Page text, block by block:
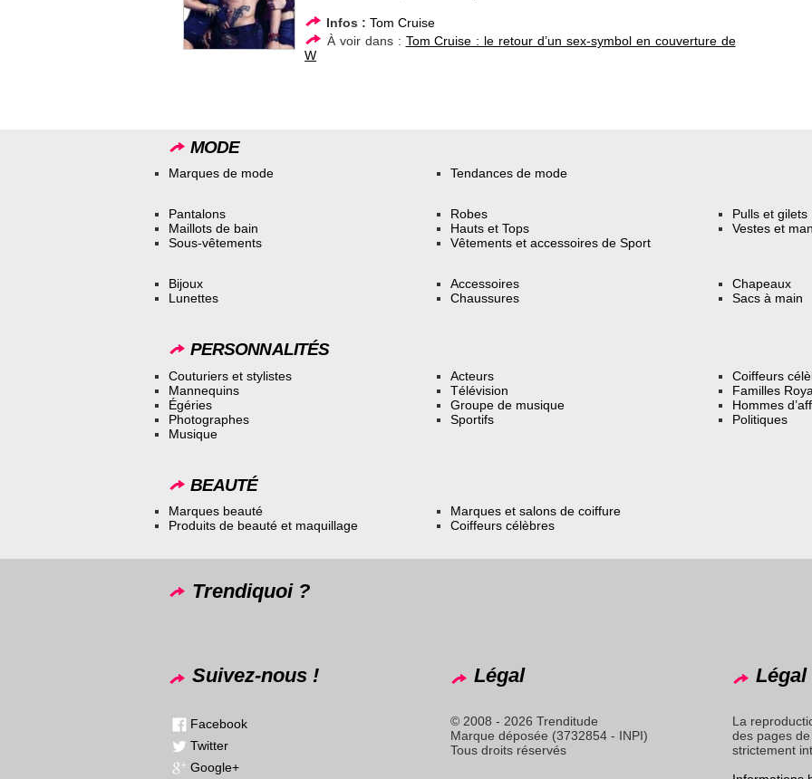
Infos : Tom Cruise
À voir dans : Tom Cruise : le retour d’un sex-symbol en couverture de
W
MODE
Marques de mode Tendances de mode
Pantalons
Maillots de bain
Sous-vêtements
Robes
Hauts et Tops
Vêtements et accessoires de Sport
Pulls et gilets
Vestes et
Bijoux
Lunettes
Accessoires
Chaussures
Chapeaux
Sacs à main
PERSONNALITÉS
Couturiers et stylistes
Mannequins
Égéries
Photographes
Musique
Acteurs
Télévision
Groupe de musique
Sportifs
Coiffeurs
Familles
Hommes
Politiques
BEAUTÉ
Marques beauté
Produits de beauté et maquillage
Marques et salons de coiffure
Coiffeurs célèbres
Trendiquoi ?
Suivez-nous !
Facebook
Twitter
Google+
Légal
© 2008 - 2026 Trenditude
Marque déposée (3732854 - INPI)
Tous droits réservés
Légal
La
des pages
strictement